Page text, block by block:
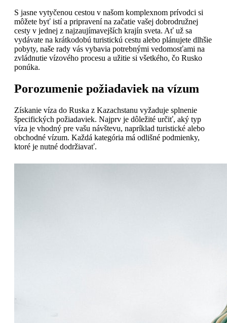
S jasne vytyčenou cestou v našom komplexnom prívodci si
môžete byť istí a pripravení na začatie vašej dobrodružnej
cesty v jednej z najzaujímavejších krajín sveta. Ať už sa
vydávate na krátkodobú turistickú cestu alebo plánujete dlhšie
pobyty, naše rady vás vybavia potrebnými vedomosťami na
zvládnutie vízového procesu a užitie si všetkého, čo Rusko
ponúka.
Porozumenie požiadaviek na vízum
Získanie víza do Ruska z Kazachstanu vyžaduje splnenie
špecifických požiadaviek. Najprv je dôležité určiť, aký typ
víza je vhodný pre vašu návštevu, napríklad turistické alebo
obchodné vízum. Každá kategória má odlišné podmienky,
ktoré je nutné dodržiavať.